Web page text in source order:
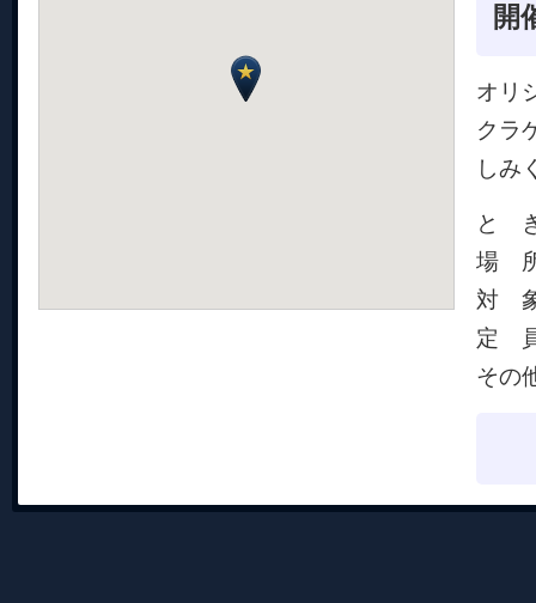
開
オリ
クラ
しみ
と
場
対
定
その